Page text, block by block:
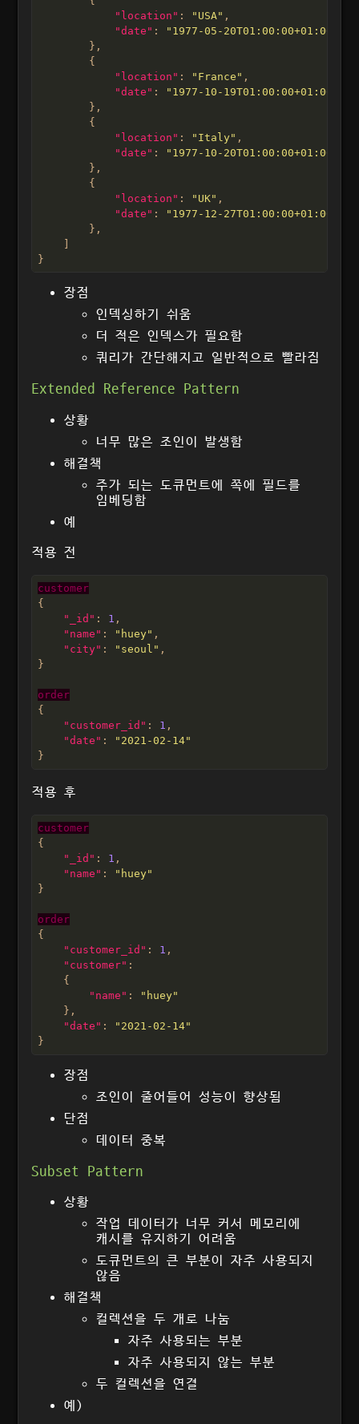
"location" : "USA"
"date" :
"1977-05-20T01:00:00+01:00"
"location" : "France"
"date" :
"1977-10-19T01:00:00+01:00"
"location" : "Italy"
"date" :
"1977-10-20T01:00:00+01:00"
"location" : "UK"
"date" :
"1977-12-27T01:00:00+01:00"
장점
인덱싱하기 쉬움
더 적은 인덱스가 필요함
쿼리가 간단해지고 일반적으로 빨라짐
Extended Reference Pattern
상황
너무 많은 조인이 발생함
해결책
주가 되는 도큐먼트에 쪽에 필드를
임베딩함
예
적용 전
customer
"_id" : 1
"name" : "huey"
"city" : "seoul"
order
"customer_id" : 1
"date" :
"2021-02-14"
적용 후
customer
"_id" : 1
"name" :
"huey"
order
"customer_id" : 1
"customer"
"name" :
"huey"
"date" :
"2021-02-14"
장점
조인이 줄어들어 성능이 향상됨
단점
데이터 중복
Subset Pattern
상황
작업 데이터가 너무 커서 메모리에
캐시를 유지하기 어려움
도큐먼트의 큰 부분이 자주 사용되지
않음
해결책
컬렉션을 두 개로 나눔
자주 사용되는 부분
자주 사용되지 않는 부분
두 컬렉션을 연결
예)